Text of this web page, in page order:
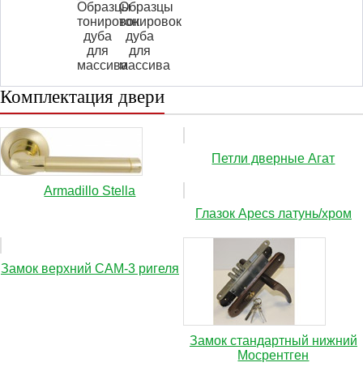
Комплектация двери
Аrmadillo Stella
Петли дверные Агат
Глазок Apecs латунь/хром
Замок верхний САМ-3 ригеля
Замок стандартный нижний
Мосрентген